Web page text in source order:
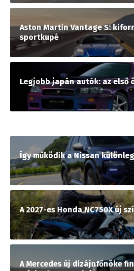
Aston Martin Vantage S:
sportkupé
Legjobb japán autók: az első
Így működik a Nissan
A 2027-es Honda NC750X új
A Mercedes új dizájnfőnöke